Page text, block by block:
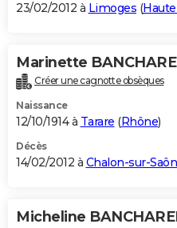
23/02/2012 à Limoges (
Marinette
Créer une cagnotte obsèques
Naissance
12/10/1914 à Tarare (Rhône)
Décès
14/02/2012 à Chalon-sur-
Micheline